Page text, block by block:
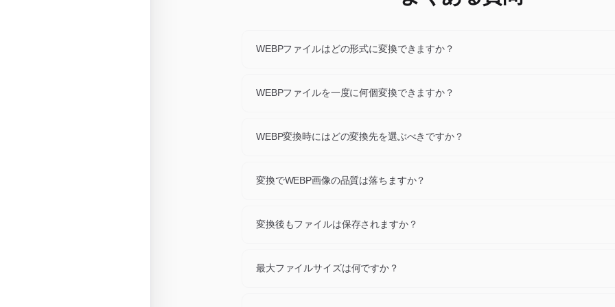
WEBPファイルはどの形式に変換できますか？
換できます。ファイルをドロップ後、ドロップダウンで変換先拡張子を選び「変換
WEBPファイルを一度に何個変換できますか？
イブとしてダウンロードできます。
WEBP変換時にはどの変換先を選ぶべきですか？
ァビコンにはICOを選択してください。迷ったらJPGとPNGが最も安全です。
変換でWEBP画像の品質は落ちますか？
トは非常に稀で、通常の表示サイズでは元画像とほぼ区別できません。
変換後もファイルは保存されますか？
ントは不要で、データ共有もありません。
最大ファイルサイズは何ですか？